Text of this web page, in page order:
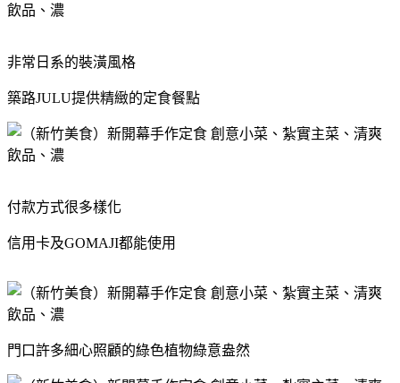
非常日系的裝潢風格
築路JULU提供精緻的定食餐點
付款方式很多樣化
信用卡及GOMAJI都能使用
門口許多細心照顧的綠色植物綠意盎然